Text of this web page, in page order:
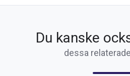
Du kanske
dessa